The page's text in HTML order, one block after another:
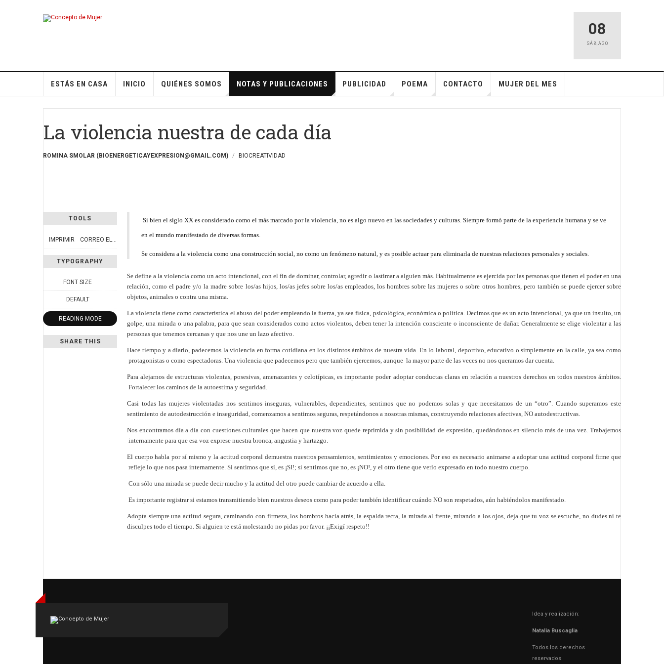
08
SÁB, AGO
ESTÁS EN CASA INICIO QUIÉNES SOMOS NOTAS Y PUBLICACIONES PUBLICIDAD POEMA CONTACTO MUJER DEL MES
La violencia nuestra de cada día
ROMINA SMOLAR (BIOENERGETICAYEXPRESION@GMAIL.COM) BIOCREATIVIDAD
TOOLS
IMPRIMIR CORREO ELECTRÓNICO
TYPOGRAPHY
FONT SIZE
DEFAULT
READING MODE
SHARE THIS
Si bien el siglo XX es considerado como el más marcado por la violencia, no es algo nuevo en las sociedades y culturas. Siempre formó parte de la experiencia humana y se ve
en el mundo manifestado de diversas formas.
Se considera a la violencia como una construcción social, no como un fenómeno natural, y es posible actuar para eliminarla de nuestras relaciones personales y sociales.
Se define a la violencia como un acto intencional, con el fin de dominar, controlar, agredir o lastimar a alguien más. Habitualmente es ejercida por las personas que tienen el poder en una
relación, como el padre y/o la madre sobre los/as hijos, los/as jefes sobre los/as empleados, los hombres sobre las mujeres o sobre otros hombres, pero también se puede ejercer sobre
objetos, animales o contra una misma.
La violencia tiene como característica el abuso del poder empleando la fuerza, ya sea física, psicológica, económica o política. Decimos que es un acto intencional, ya que un insulto, un
golpe, una mirada o una palabra, para que sean considerados como actos violentos, deben tener la intención consciente o inconsciente de dañar. Generalmente se elige violentar a las
personas que tenemos cercanas y que nos une un lazo afectivo.
Hace tiempo y a diario, padecemos la violencia en forma cotidiana en los distintos ámbitos de nuestra vida. En lo laboral, deportivo, educativo o simplemente en la calle, ya sea como
protagonistas o como espectadoras. Una violencia que padecemos pero que también ejercemos, aunque la mayor parte de las veces no nos queramos dar cuenta.
Para alejarnos de estructuras violentas, posesivas, amenazantes y celotípicas, es importante poder adoptar conductas claras en relación a nuestros derechos en todos nuestros ámbitos.
Fortalecer los caminos de la autoestima y seguridad.
Casi todas las mujeres violentadas nos sentimos inseguras, vulnerables, dependientes, sentimos que no podemos solas y que necesitamos de un “otro”. Cuando superamos este
sentimiento de autodestrucción e inseguridad, comenzamos a sentimos seguras, respetándonos a nosotras mismas, construyendo relaciones afectivas, NO autodestructivas.
Nos encontramos día a día con cuestiones culturales que hacen que nuestra voz quede reprimida y sin posibilidad de expresión, quedándonos en silencio más de una vez. Trabajemos
internamente para que esa voz exprese nuestra bronca, angustia y hartazgo.
El cuerpo habla por sí mismo y la actitud corporal demuestra nuestros pensamientos, sentimientos y emociones. Por eso es necesario animarse a adoptar una actitud corporal firme que
refleje lo que nos pasa internamente. Si sentimos que sí, es ¡SI!; si sentimos que no, es ¡NO!, y el otro tiene que verlo expresado en todo nuestro cuerpo.
Con sólo una mirada se puede decir mucho y la actitud del otro puede cambiar de acuerdo a ella.
Es importante registrar si estamos transmitiendo bien nuestros deseos como para poder también identificar cuándo NO son respetados, aún habiéndolos manifestado.
Adopta siempre una actitud segura, caminando con firmeza, los hombros hacia atrás, la espalda recta, la mirada al frente, mirando a los ojos, deja que tu voz se escuche, no dudes ni te
disculpes todo el tiempo. Si alguien te está molestando no pidas por favor. ¡¡Exigí respeto!!
Idea y realización:
Natalia Buscaglia
Todos los derechos
reservados